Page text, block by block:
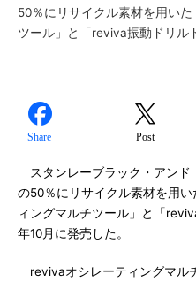
50％にリサイクル素材を用い
ツール」と「reviva振動ドリル
Share Post
スタンレーブラック・アンド
の50％にリサイクル素材を用
ィングマルチツール」と「
年10月に発売した。
revivaオシレーティングマル